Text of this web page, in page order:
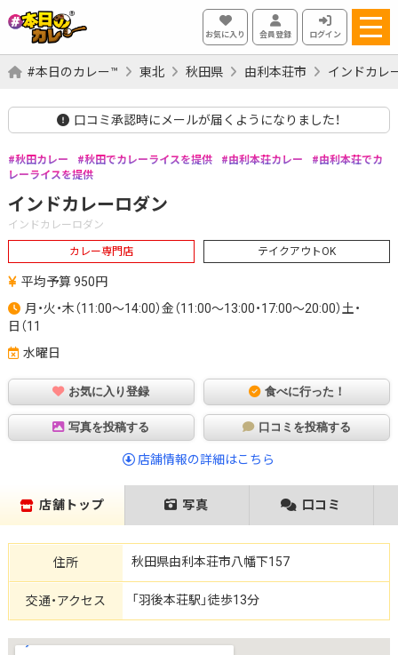
お気に入り 会員登録 ログイン
#本日のカレー™ 東北 秋田県 由利本荘市 インドカレ
口コミ承認時にメールが届くようになりました！
秋田カレー 秋田でカレーライスを提供 由利本荘カレー
由利本荘でカ
レーライスを提供
インドカレーロダン
インドカレーロダン
カレー専門店 テイクアウトOK
平均予算 950円
月・火・木（11:00～14:00）金（11:00～13:00・17:00～20:00）土・
日（11
水曜日
お気に入り登録 食べに行った！
写真を投稿する 口コミを投稿する
店舗情報の詳細はこちら
店舗トップ 写真 口コミ
住所 秋田県由利本荘市八幡下157
交通・アクセス 「羽後本荘駅」徒歩13分